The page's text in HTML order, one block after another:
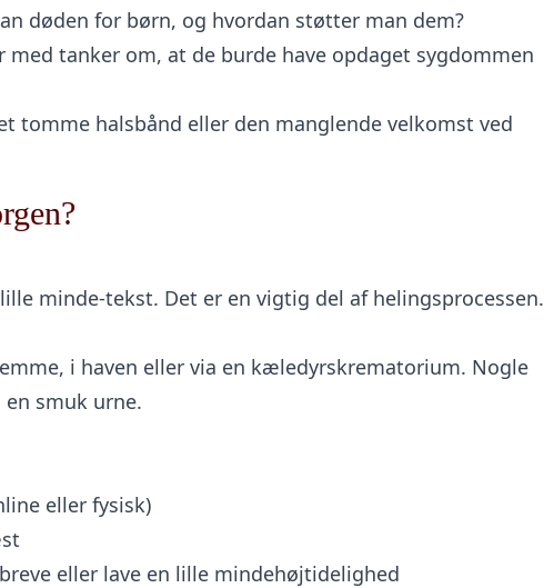
døden for børn, og hvordan støtter man dem?
med tanker om, at de burde have opdaget sygdommen
tomme halsbånd eller den manglende velkomst ved
minde-tekst. Det er en vigtig del af helingsprocessen.
i haven eller via en kæledyrskrematorium. Nogle
smuk urne.
eller fysisk)
eller lave en lille mindehøjtidelighed